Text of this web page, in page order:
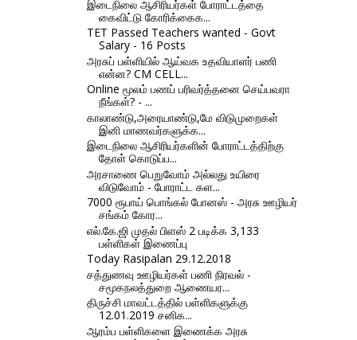
இடைநிலை ஆசிரியர்கள் போராட்டத்தை
கைவிட்டு கோரிக்கைக...
TET Passed Teachers wanted - Govt
Salary - 16 Posts
அரசுப் பள்ளியில் ஆய்வக உதவியாளர் பணி
என்ன? CM CELL...
Online மூலம் பணப் பரிவர்த்தனை செய்பவரா
நீங்கள்? - ...
காலாண்டு,அரையாண்டு,மே விடுமுறைகள்
இனி மாணவர்களுக்க...
இடைநிலை ஆசிரியர்களின் போராட்டத்திற்கு
தோள் கொடுப்ப...
அரசாணை பெறுவோம் அல்லது உயிரை
விடுவோம் - போராட்ட கள...
7000 ரூபாய் பொங்கல் போனஸ் - அரசு ஊழியர்
சங்கம் கோர...
எல்.கே.ஜி முதல் பிளஸ் 2 படிக்க 3,133
பள்ளிகள் இணைப்பு
Today Rasipalan 29.12.2018
சத்துணவு ஊழியர்கள் பணி நிரவல் -
சமூகநலத்துறை ஆணையர...
திருச்சி மாவட்டத்தில் பள்ளிகளுக்கு
12.01.2019 சனிக...
ஆரம்ப பள்ளிகளை இணைக்க அரசு